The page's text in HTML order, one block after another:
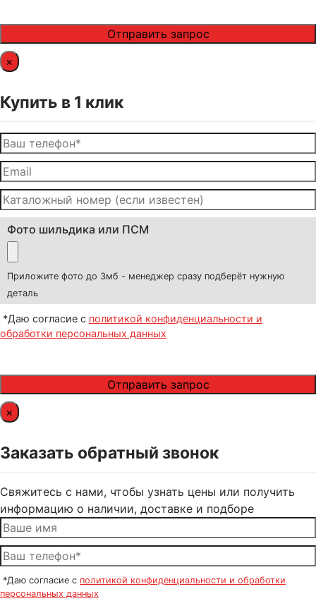
×
Купить в 1 клик
Фото шильдика или ПСМ
Приложите фото до 3мб - менеджер сразу подберёт нужную
деталь
*Даю согласие с политикой конфиденциальности и
обработки персональных данных
×
Заказать обратный звонок
Свяжитесь с нами, чтобы узнать цены или получить
информацию о наличии, доставке и подборе
*Даю согласие с политикой конфиденциальности и обработки
персональных данных